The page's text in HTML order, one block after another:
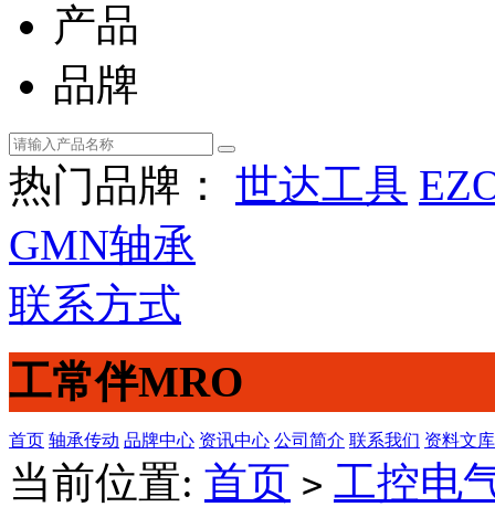
产品
品牌
热门品牌： 世达工具
GMN轴承
联系方式
工常伴MRO
首页 轴承传动 品牌中心 资讯中心 公司简介 联系我们 资料文库
当前位置: 首页 > 工控电